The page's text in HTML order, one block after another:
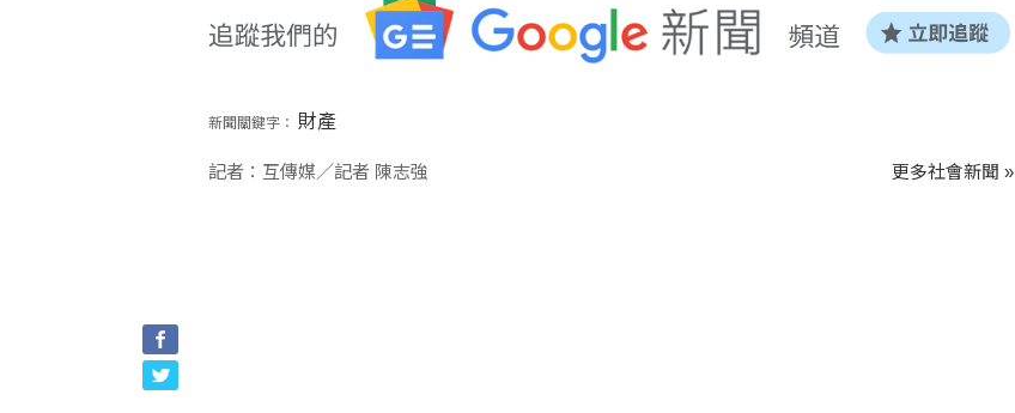
新聞關鍵字： 財產
記者：互傳媒／記者 陳志強 更多社會新聞 »